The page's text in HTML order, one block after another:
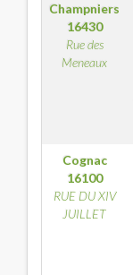
Champniers
16430
Rue des
Meneaux
Cognac
16100
RUE DU XIV
JUILLET